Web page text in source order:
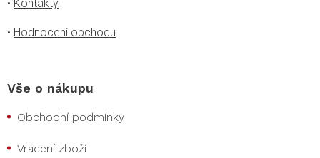
• Kontakty
• Hodnocení obchodu
Vše o nákupu
Obchodní podmínky
Vrácení zboží